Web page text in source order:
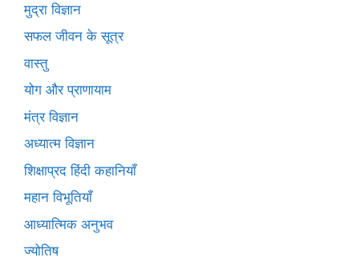
मुद्रा विज्ञान
सफल जीवन के सूत्र
वास्तु
योग और प्राणायाम
मंत्र विज्ञान
अध्यात्म विज्ञान
शिक्षाप्रद हिंदी कहानियाँ
महान विभूतियाँ
आध्यात्मिक अनुभव
ज्योतिष